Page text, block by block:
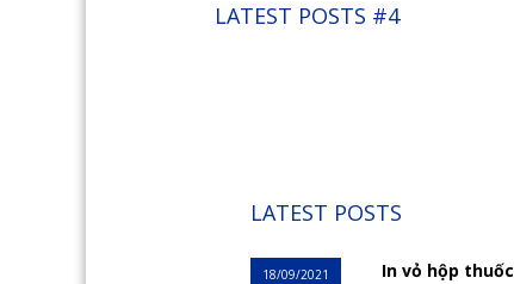
LATEST POSTS #4
LATEST POSTS
18/09/2021 In vỏ hộp thuốc